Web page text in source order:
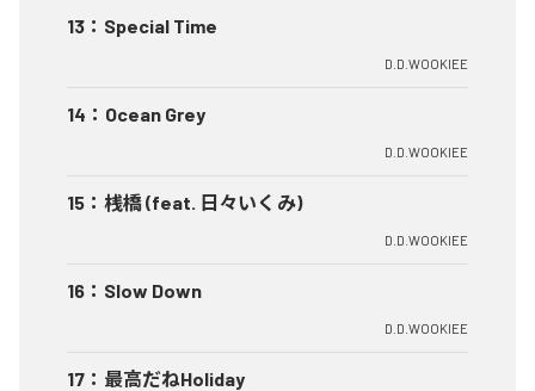
13 ： Special Time
D.D.WOOKIEE
14 ： Ocean Grey
D.D.WOOKIEE
15 ： 桟橋 (feat. 日々いくみ)
D.D.WOOKIEE
16 ： Slow Down
D.D.WOOKIEE
17 ： 最高だねHoliday